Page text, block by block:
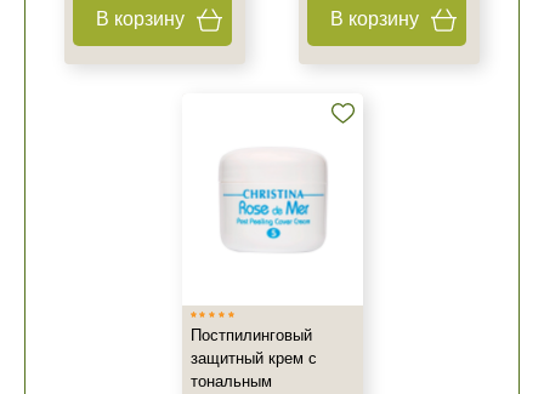
В корзину В корзину
Постпилинговый
защитный крем с
тональным